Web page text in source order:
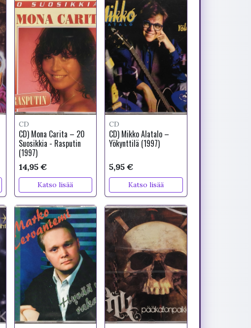
CD
CD) Mona Carita – 20
Suosikkia - Rasputin
(1997)
14,95 €
Katso lisää
CD
CD) Mikko Alatalo –
Yökynttilä (1997)
5,95 €
Katso lisää